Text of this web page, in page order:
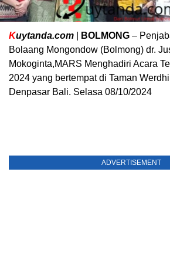
Kuytanda.com BOLMONG –
Bolaang Mongondow (Bolmong) dr.
Mokoginta,MARS Menghadiri Acara
2024 yang bertempat di Taman
Denpasar Bali. Selasa 08/10/2024
ADVERTISEMENT